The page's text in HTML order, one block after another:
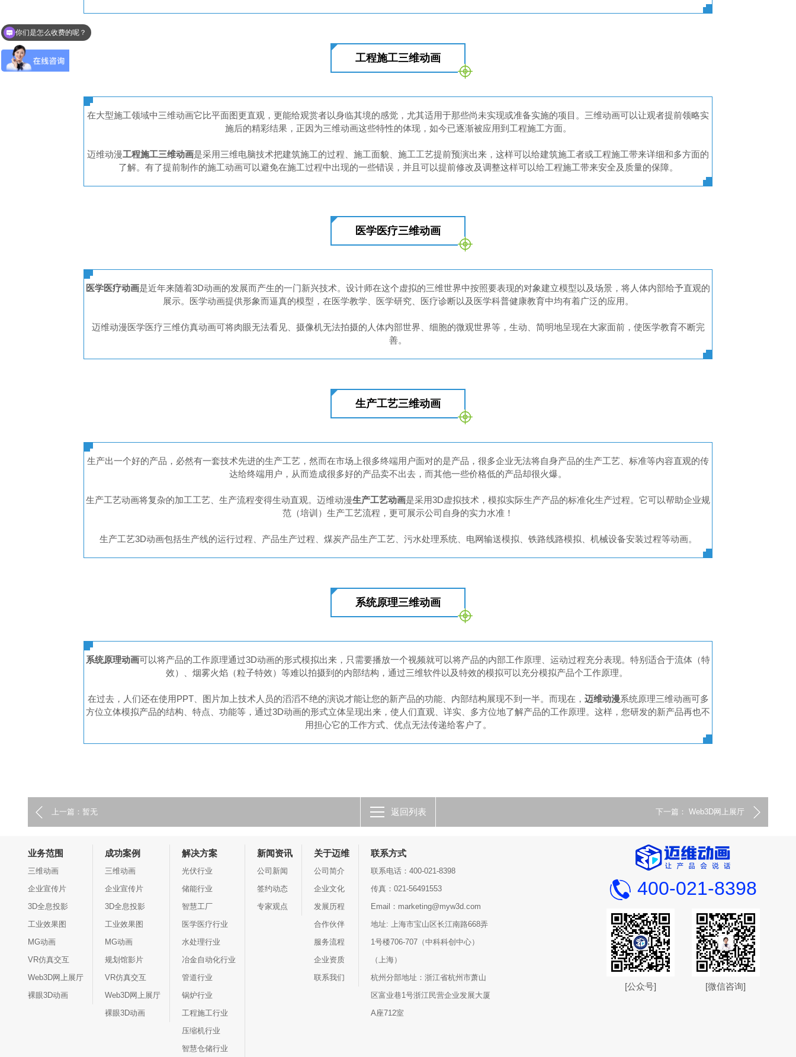
工程施工三维动画
在大型施工领域中三维动画它比平面图更直观，更能给观赏者以身临其境的感觉，尤其适用于那些尚未实现或准备实施的项目。三维动画可以让观者提前领略实
施后的精彩结果，正因为三维动画这些特性的体现，如今已逐渐被应用到工程施工方面。
迈维动漫工程施工三维动画是采用三维电脑技术把建筑施工的过程、施工面貌、施工工艺提前预演出来，这样可以给建筑施工者或工程施工带来详细和多方面的
了解。有了提前制作的施工动画可以避免在施工过程中出现的一些错误，并且可以提前修改及调整这样可以给工程施工带来安全及质量的保障。
医学医疗三维动画
医学医疗动画是近年来随着3D动画的发展而产生的一门新兴技术。设计师在这个虚拟的三维世界中按照要表现的对象建立模型以及场景，将人体内部给予直观的
展示。医学动画提供形象而逼真的模型，在医学教学、医学研究、医疗诊断以及医学科普健康教育中均有着广泛的应用。
迈维动漫医学医疗三维仿真动画可将肉眼无法看见、摄像机无法拍摄的人体内部世界、细胞的微观世界等，生动、简明地呈现在大家面前，使医学教育不断完
善。
生产工艺三维动画
生产出一个好的产品，必然有一套技术先进的生产工艺，然而在市场上很多终端用户面对的是产品，很多企业无法将自身产品的生产工艺、标准等内容直观的传
达给终端用户，从而造成很多好的产品卖不出去，而其他一些价格低的产品却很火爆。
生产工艺动画将复杂的加工工艺、生产流程变得生动直观。迈维动漫生产工艺动画是采用3D虚拟技术，模拟实际生产产品的标准化生产过程。它可以帮助企业规
范（培训）生产工艺流程，更可展示公司自身的实力水准！
生产工艺3D动画包括生产线的运行过程、产品生产过程、煤炭产品生产工艺、污水处理系统、电网输送模拟、铁路线路模拟、机械设备安装过程等动画。
系统原理三维动画
系统原理动画可以将产品的工作原理通过3D动画的形式模拟出来，只需要播放一个视频就可以将产品的内部工作原理、运动过程充分表现。特别适合于流体（特
效）、烟雾火焰（粒子特效）等难以拍摄到的内部结构，通过三维软件以及特效的模拟可以充分模拟产品个工作原理。
在过去，人们还在使用PPT、图片加上技术人员的滔滔不绝的演说才能让您的新产品的功能、内部结构展现不到一半。而现在， 迈维动漫系统原理三维动画可多
方位立体模拟产品的结构、特点、功能等，通过3D动画的形式立体呈现出来，使人们直观、详实、多方位地了解产品的工作原理。这样，您研发的新产品再也不
用担心它的工作方式、优点无法传递给客户了。
上一篇：暂无 下一篇： Web3D网上展厅
返回列表
业务范围
三维动画
企业宣传片
3D全息投影
工业效果图
MG动画
VR仿真交互
Web3D网上展厅
裸眼3D动画
成功案例
三维动画
企业宣传片
3D全息投影
工业效果图
MG动画
规划馆影片
VR仿真交互
Web3D网上展厅
裸眼3D动画
解决方案
光伏行业
储能行业
智慧工厂
医学医疗行业
水处理行业
冶金自动化行业
管道行业
锅炉行业
工程施工行业
压缩机行业
智慧仓储行业
新闻资讯
公司新闻
签约动态
专家观点
关于迈维
公司简介
企业文化
发展历程
合作伙伴
服务流程
企业资质
联系我们
联系方式
联系电话：400-021-8398
传真：021-56491553
Email：marketing@myw3d.com
地址: 上海市宝山区长江南路668弄
1号楼706-707（中科科创中心）
（上海）
杭州分部地址：浙江省杭州市萧山
区富业巷1号浙江民营企业发展大厦
A座712室
400-021-8398
[公众号] [微信咨询]
你们是怎么收费的呢？
需要提供什么材料？